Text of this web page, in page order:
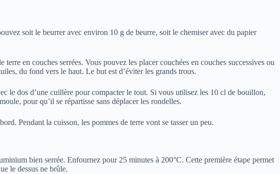
soit le beurrer avec environ 10 g de beurre, soit le chemiser avec du papier
terre en couches serrées. Vous pouvez les placer couchées en couches successives ou
du fond vers le haut. Le but est d’éviter les grands trous.
le dos d’une cuillère pour compacter le tout. Si vous utilisez les 10 cl de bouillon,
pour qu’il se répartisse sans déplacer les rondelles.
Pendant la cuisson, les pommes de terre vont se tasser un peu.
bien serrée. Enfournez pour 25 minutes à 200°C. Cette première étape permet
le dessus ne brûle.